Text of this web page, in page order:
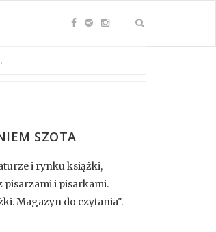
SZOTA
i rynku książki,
pisarzami i pisarkami.
Magazyn do czytania".